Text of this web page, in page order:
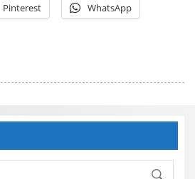
Pinterest WhatsApp